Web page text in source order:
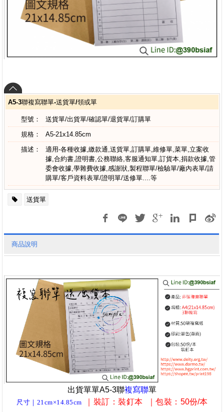
A5-3聯複寫聯單-送貨單/領或單
型號：
送貨單/出貨單/確認單/退貨單/訂購單
規格：
A5-21x14.85cm
描述：
適用-各種收據,繳款通,送貨單,訂購單,維修單,菜單,立案收
據,合約書,證明書,公務聯絡,客服通知單,訂貨本,捐款收據,管
委會收據,學雜費收據,感謝狀,製程聯單/檢驗單/廠內表單/請
購單/客戶資料表單/證明單/送修單....等
送貨單
商品說明
出貨單單A5-3聯複寫聯單
尺寸｜21cm×14.85cm ｜裝訂 ：裝釘本 ｜包裝 ： 50份/本